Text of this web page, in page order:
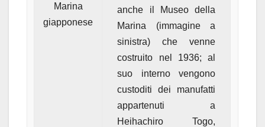
Marina
giapponese
anche il Museo della
Marina (immagine a
sinistra) che venne
costruito nel 1936; al
suo interno vengono
custoditi dei manufatti
appartenuti a
Heihachiro Togo,